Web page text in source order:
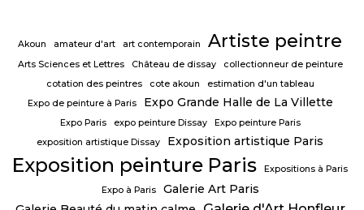
Akoun amateur d'art art contemporain Artiste peintre
Arts Sciences et Lettres Château de dissay
collectionneur de peinture
cotation des peintres
cote akoun
estimation d'un tableau
Expo de peinture à Paris
Expo Grande Halle de La Villette
Expo Paris expo peinture Dissay
Expo peinture Paris
exposition artistique Dissay
Exposition artistique Paris
Exposition peinture Paris
Expositions à Paris
Expo à Paris
Galerie Art Paris